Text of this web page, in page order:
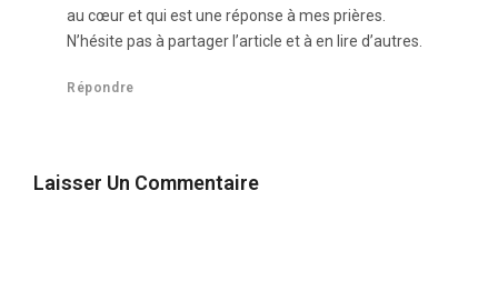
au cœur et qui est une réponse à mes prières.
N’hésite pas à partager l’article et à en lire d’autres.
Répondre
Laisser Un Commentaire